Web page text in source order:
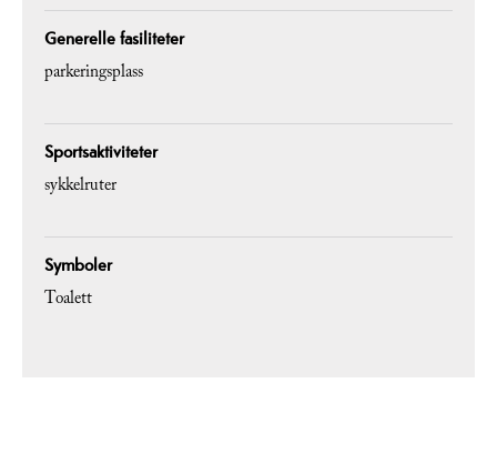
Generelle fasiliteter
parkeringsplass
Sportsaktiviteter
sykkelruter
Symboler
Toalett